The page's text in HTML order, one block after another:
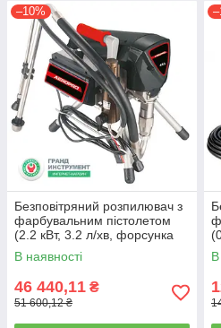
–10%
Безповітряний розпилювач з
фарбувальним пістолетом
(2.2 кВт, 3.2 л/хв, форсунка
517, макс. розмір сопла
0.023",
В наявності
46 440,11 ₴
51 600,12 ₴
В